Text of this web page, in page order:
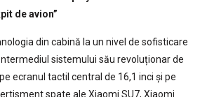
de avion”
din cabină la un nivel de sofisticare
sistemului său revoluționar de
ecranul tactil central de 16,1 inci și pe
spate ale Xiaomi SU7, Xiaomi